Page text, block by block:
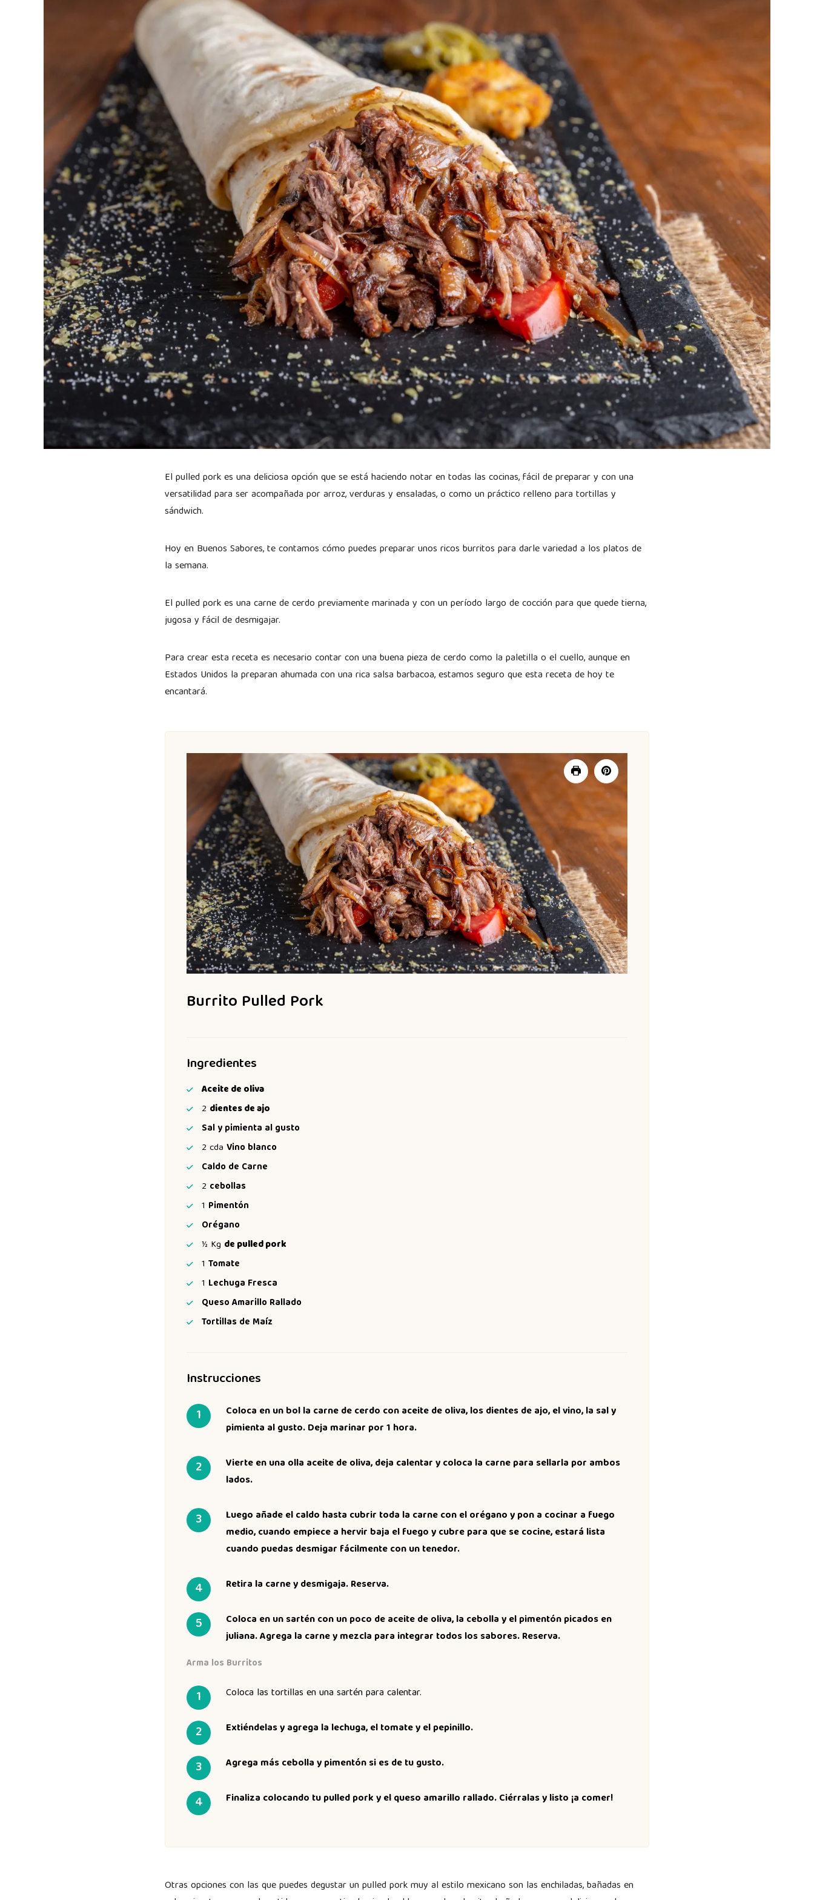
El pulled pork es una deliciosa opción que se está haciendo notar en todas las cocinas, fácil de preparar y con una
versatilidad para ser acompañada por arroz, verduras y ensaladas, o como un práctico relleno para tortillas y
sándwich.
Hoy en Buenos Sabores, te contamos cómo puedes preparar unos ricos burritos para darle variedad a los platos de
la semana.
El pulled pork es una carne de cerdo previamente marinada y con un período largo de cocción para que quede tierna,
jugosa y fácil de desmigajar.
Para crear esta receta es necesario contar con una buena pieza de cerdo como la paletilla o el cuello, aunque en
Estados Unidos la preparan ahumada con una rica salsa barbacoa, estamos seguro que esta receta de hoy te
encantará.
Burrito Pulled Pork
Ingredientes
Aceite de oliva
2 dientes de ajo
Sal y pimienta al gusto
2 cda Vino blanco
Caldo de Carne
2 cebollas
1 Pimentón
Orégano
½ Kg de pulled pork
1 Tomate
1 Lechuga Fresca
Queso Amarillo Rallado
Tortillas de Maíz
Instrucciones
Coloca en un bol la carne de cerdo con aceite de oliva, los dientes de ajo, el vino, la sal y
pimienta al gusto. Deja marinar por 1 hora.
Vierte en una olla aceite de oliva, deja calentar y coloca la carne para sellarla por ambos
lados.
Luego añade el caldo hasta cubrir toda la carne con el orégano y pon a cocinar a fuego
medio, cuando empiece a hervir baja el fuego y cubre para que se cocine, estará lista
cuando puedas desmigar fácilmente con un tenedor.
Retira la carne y desmigaja. Reserva.
Coloca en un sartén con un poco de aceite de oliva, la cebolla y el pimentón picados en
juliana. Agrega la carne y mezcla para integrar todos los sabores. Reserva.
Arma los Burritos
Coloca las tortillas en una sartén para calentar.
Extiéndelas y agrega la lechuga, el tomate y el pepinillo.
Agrega más cebolla y pimentón si es de tu gusto.
Finaliza colocando tu pulled pork y el queso amarillo rallado. Ciérralas y listo ¡a comer!
Otras opciones con las que puedes degustar un pulled pork muy al estilo mexicano son las enchiladas, bañadas en